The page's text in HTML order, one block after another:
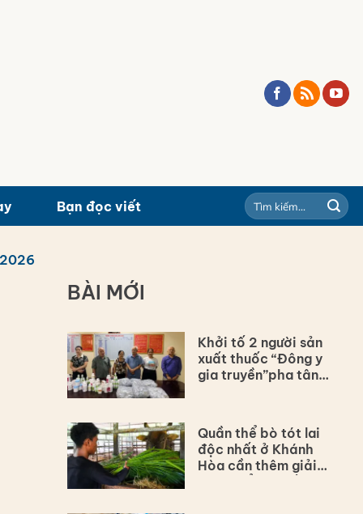
Bạn đọc viết
BÀI MỚI
Khởi tố 2 người sản
xuất thuốc “Đông y
gia truyền”pha tân
Quần thể bò tót lai
độc nhất ở Khánh
Hòa cần thêm giải